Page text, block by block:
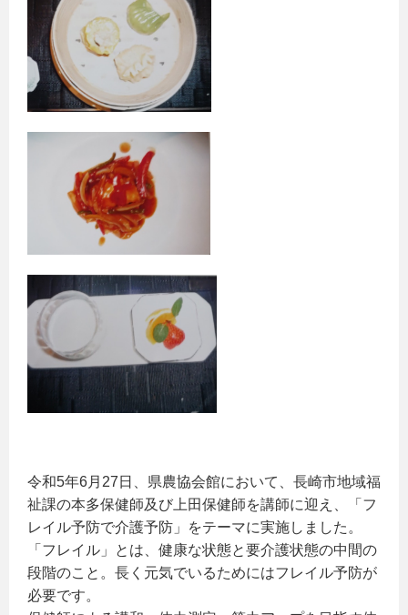
令和5年6月27日、県農協会館において、長崎市地域福
祉課の本多保健師及び上田保健師を講師に迎え、「フ
レイル予防で介護予防」をテーマに実施しました。
「フレイル」とは、健康な状態と要介護状態の中間の
段階のこと。長く元気でいるためにはフレイル予防が
必要です。